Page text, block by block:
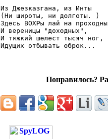
Из Джезказгана, из Инты
(Ни широты, ни долготы. )
Здесь ВОХРы лай на
И вереницы "доходных",
И тяжкий шелест тысяч ног,
Понравилось?